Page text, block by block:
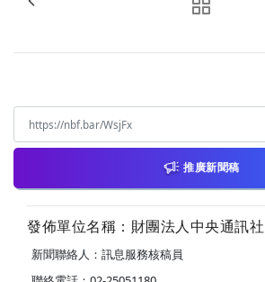
推廣新聞稿
發佈單位名稱：財團法人中央通訊社
新聞聯絡人：訊息服務核稿員